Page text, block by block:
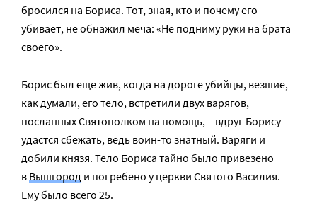
бросился на Бориса. Тот, зная, кто и почему его
убивает, не обнажил меча: «Не под­ни­му ру­ки на бра­та
сво­е­го».
Борис был еще жив, когда на дороге убийцы, везшие,
как думали, его тело, встретили двух варягов,
посланных Святополком на помощь, – вдруг Борису
удастся сбежать, ведь воин-то знатный. Варяги и
добили князя. Тело Бориса тайно было привезено
вВышгород и погребено у церкви Святого Василия.
Ему было всего 25.